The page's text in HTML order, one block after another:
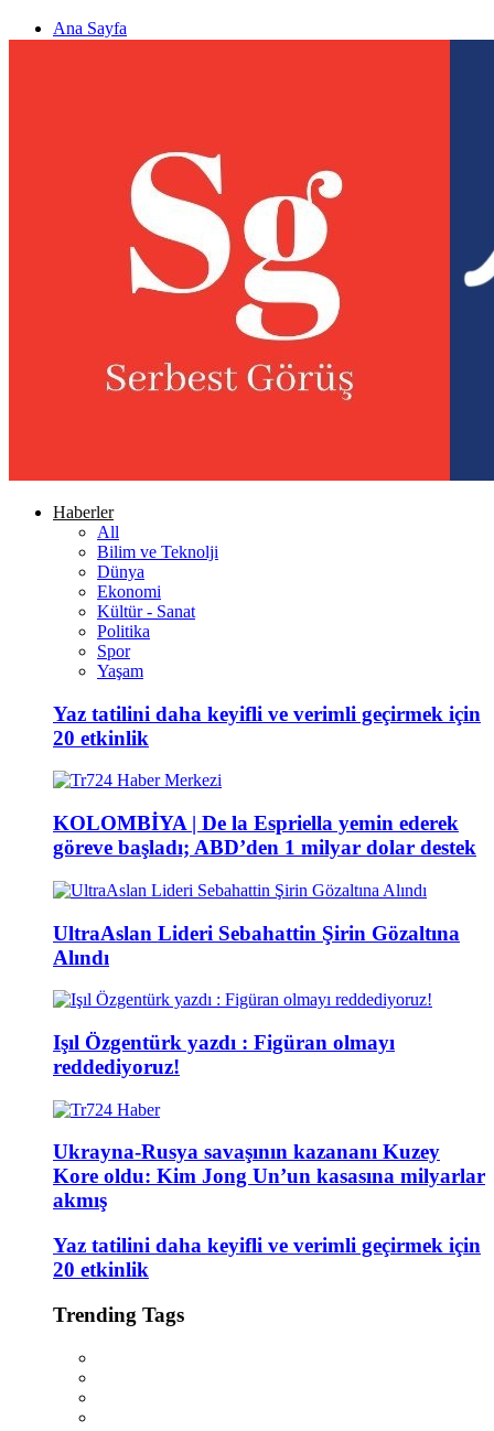
Ana Sayfa
Haberler
All
Bilim ve Teknolji
Dünya
Ekonomi
Kültür - Sanat
Politika
Spor
Yaşam
Yaz tatilini daha keyifli ve verimli geçirmek için
20 etkinlik
KOLOMBİYA | De la Espriella yemin ederek
göreve başladı; ABD’den 1 milyar dolar destek
UltraAslan Lideri Sebahattin Şirin Gözaltına
Alındı
Işıl Özgentürk yazdı : Figüran olmayı
reddediyoruz!
Ukrayna-Rusya savaşının kazananı Kuzey
Kore oldu: Kim Jong Un’un kasasına milyarlar
akmış
Yaz tatilini daha keyifli ve verimli geçirmek için
20 etkinlik
Trending Tags